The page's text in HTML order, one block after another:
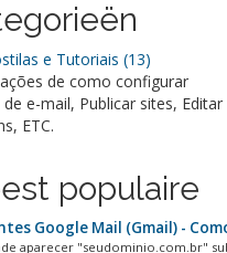
e Tutoriais (13)
de como configurar
e-mail, Publicar sites, Editar
ETC.
populaire
Google Mail (Gmail) -
aparecer "seudominio.com.br"